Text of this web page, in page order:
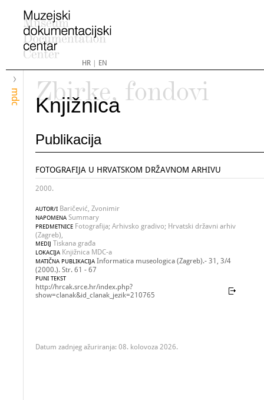
HR| EN
mdc
Zbirke, fondovi
Knjižnica
Publikacija
FOTOGRAFIJA U HRVATSKOM DRŽAVNOM ARHIVU
2000.
AUTOR/I Baričević, Zvonimir
NAPOMENA Summary
PREDMETNICE Fotografija; Arhivsko gradivo; Hrvatski državni arhiv
(Zagreb),
MEDIJ Tiskana građa
LOKACIJA Knjižnica MDC-a
MATIČNA PUBLIKACIJA Informatica museologica (Zagreb).- 31, 3/4
(2000.). Str. 61 - 67
PUNI TEKST
http://hrcak.srce.hr/index.php?
show=clanak&id_clanak_jezik=210765
Datum zadnjeg ažuriranja: 08. kolovoza 2026.